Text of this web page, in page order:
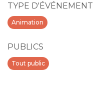
TYPE D'ÉVÉNEMENT
Animation
PUBLICS
Tout public